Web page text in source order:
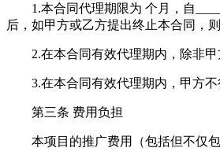
1.本合同代理期限为 个月，自____
后，如甲方或乙方提出终止本合同，
2.在本合同有效代理期内，除非甲
3.在本合同有效代理期内，甲方不
第三条 费用负担
本项目的推广费用（包括但不仅包